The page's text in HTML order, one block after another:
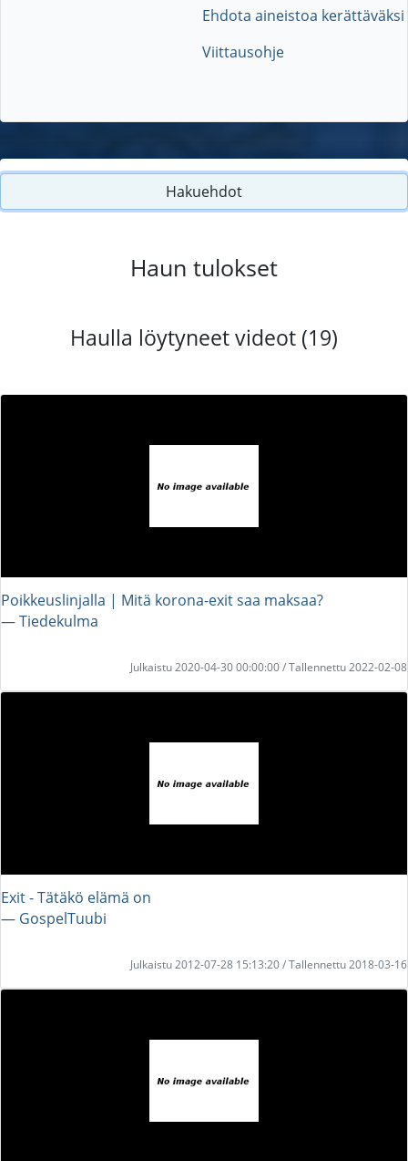
Ehdota aineistoa kerättäväksi
Viittausohje
Hakuehdot
Haun tulokset
Haulla löytyneet videot (19)
Poikkeuslinjalla | Mitä korona-exit saa maksaa?
― Tiedekulma
Julkaistu 2020-04-30 00:00:00 / Tallennettu 2022-02-08
Exit - Tätäkö elämä on
― GospelTuubi
Julkaistu 2012-07-28 15:13:20 / Tallennettu 2018-03-16